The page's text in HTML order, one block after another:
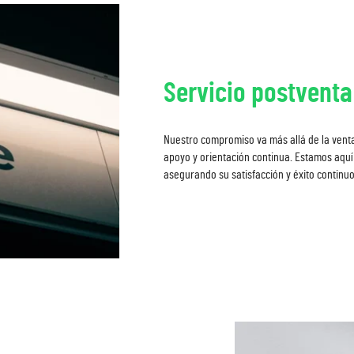
Servicio postventa
Nuestro compromiso va más allá de la
apoyo y orientación continua. Estamos
asegurando su satisfacción y éxito